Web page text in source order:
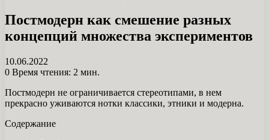
Постмодерн как смешение разных
концепций множества экспериментов
10.06.2022
0 Время чтения: 2 мин.
Постмодерн не ограничивается стереотипами, в нем
прекрасно уживаются нотки классики, этники и модерна.
Содержание